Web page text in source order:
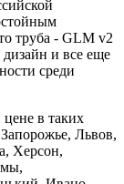
труба - GLM v2
и все еще
среди
в таких
Львов,
Херсон,